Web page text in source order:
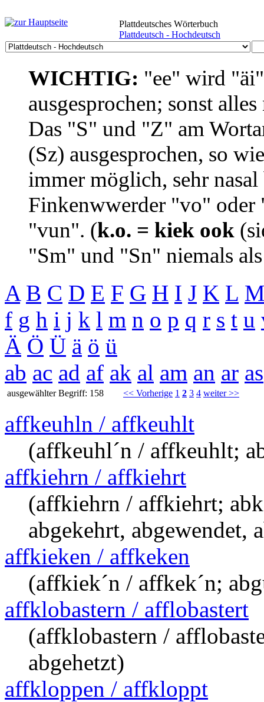
Plattdeutsches Wörterbuch
Plattdeutsch - Hochdeutsch
WICHTIG: "ee" wird
ausgesprochen; sonst
Das "S" und "Z" am
(Sz) ausgesprochen, so
immer möglich, sehr
Finkenwwerder "vo"
"vun". (k.o. = kiek ook
"Sm" und "Sn" niemals
A B C D E F G H I J K L
f g h i j k l m n o p q r s t u
Ä Ö Ü ä ö ü
ab ac ad af ak al am an ar as
ausgewählter Begriff: 158 << Vorherige 1 2 3 4 weiter >>
affkeuhln / affkeuhlt
(affkeuhl´n / affkeuhlt;
affkiehrn / affkiehrt
(affkiehrn / affkiehrt;
abgekehrt, abgewendet,
affkieken / affkeken
(affkiek´n / affkek´n;
affklobastern / afflobastert
(affklobastern /
abgehetzt)
affkloppen / affkloppt